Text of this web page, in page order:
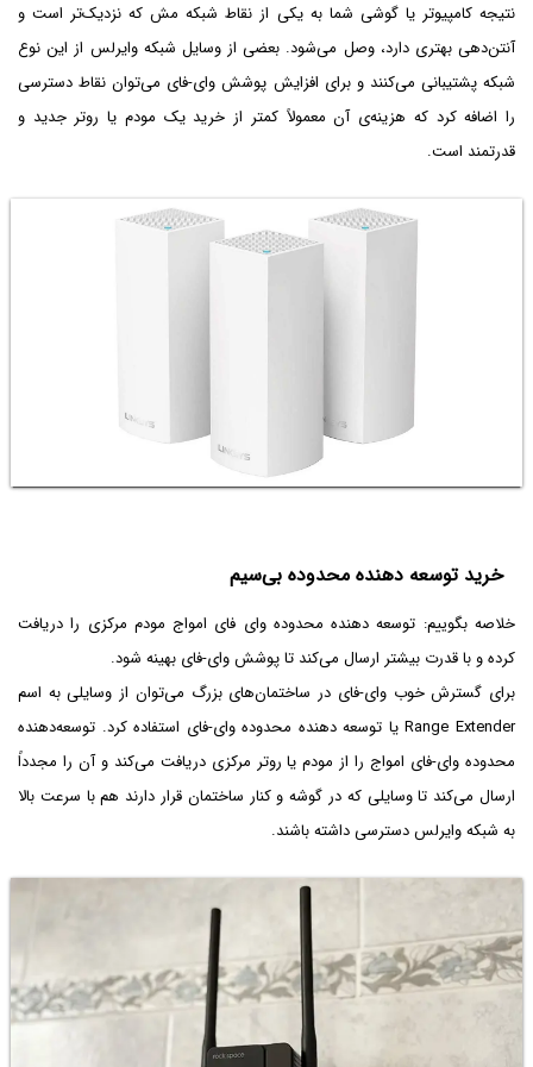
نتیجه کامپیوتر یا گوشی شما به یکی از نقاط شبکه مش که نزدیک‌تر است و
آنتن‌دهی بهتری دارد، وصل می‌شود. بعضی از وسایل شبکه وایرلس از این نوع
شبکه پشتیبانی می‌کنند و برای افزایش پوشش وای-فای می‌توان نقاط دسترسی
را اضافه کرد که هزینه‌ی آن معمولاً کمتر از خرید یک مودم یا روتر جدید و
قدرتمند است.
خرید توسعه دهنده محدوده بی‌سیم
خلاصه بگوییم: توسعه دهنده محدوده وای فای امواج مودم مرکزی را دریافت
کرده و با قدرت بیشتر ارسال می‌کند تا پوشش وای-فای بهینه شود.
برای گسترش خوب وای-فای در ساختمان‌های بزرگ می‌توان از وسایلی به اسم
Range Extender یا توسعه دهنده محدوده وای-فای استفاده کرد. توسعه‌دهنده
محدوده وای-فای امواج را از مودم یا روتر مرکزی دریافت می‌کند و آن را مجدداً
ارسال می‌کند تا وسایلی که در گوشه و کنار ساختمان قرار دارند هم با سرعت بالا
به شبکه وایرلس دسترسی داشته باشند.